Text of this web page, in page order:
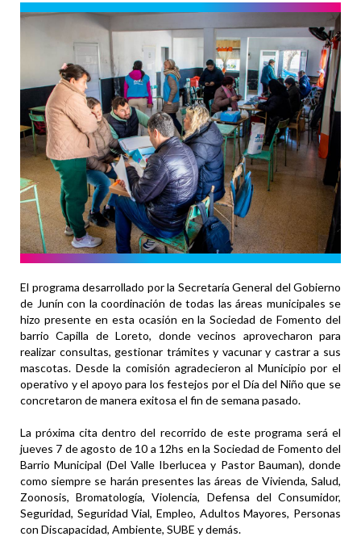
El programa desarrollado por la Secretaría General del Gobierno
de Junín con la coordinación de todas las áreas municipales se
hizo presente en esta ocasión en la Sociedad de Fomento del
barrio Capilla de Loreto, donde vecinos aprovecharon para
realizar consultas, gestionar trámites y vacunar y castrar a sus
mascotas. Desde la comisión agradecieron al Municipio por el
operativo y el apoyo para los festejos por el Día del Niño que se
concretaron de manera exitosa el fin de semana pasado.
La próxima cita dentro del recorrido de este programa será el
jueves 7 de agosto de 10 a 12hs en la Sociedad de Fomento del
Barrio Municipal (Del Valle Iberlucea y Pastor Bauman), donde
como siempre se harán presentes las áreas de Vivienda, Salud,
Zoonosis, Bromatología, Violencia, Defensa del Consumidor,
Seguridad, Seguridad Vial, Empleo, Adultos Mayores, Personas
con Discapacidad, Ambiente, SUBE y demás.